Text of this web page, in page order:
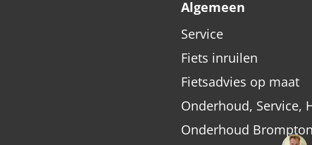
Algemeen
Service
Fiets inruilen
Fietsadvies op maat
Onderhoud, Service,
Onderhoud Brompton